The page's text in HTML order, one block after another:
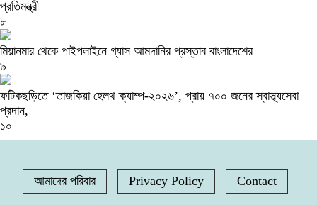
প্রতিমন্ত্রী
৮
মিয়ানমার থেকে পাইপলাইনে গ্যাস আমদানির প্রস্তাব বাংলাদেশের
৯
ফটিকছড়িতে ‘তাজকিয়া হেলথ ক্যাম্প-২০২৬’, প্রায় ৭০০ জনের স্বাস্থ্যসেবা
প্রদান,
১০
আমাদের পরিবার Privacy Policy Contact